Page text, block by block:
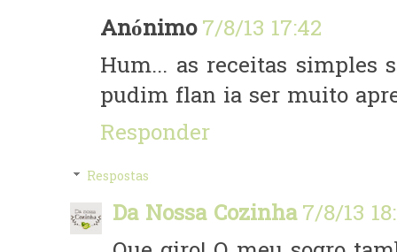
Anónimo7/8/13 17:42
Hum... as receitas simples
pudim flan ia ser muito
Responder
Respostas
Da Nossa Cozinha7/8/13